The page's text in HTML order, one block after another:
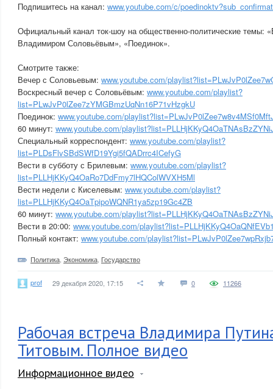
Подпишитесь на канал: www.youtube.com/c/
Официальный канал ток-шоу на общественно-политические темы:
Владимиром Соловьёвым», «Поединок».
Смотрите также:
Вечер с Соловьевым: www.youtube.com/
Воскресный вечер с Соловьёвым: www.youtube.com/playlist?
list=PLwJvP0lZee7zYMGBmzUqNn16P71vHzgkU
Поединок: www.youtube.com/
60 минут: www.youtube.com/
Специальный корреспондент: www.youtube.com/playlist?
list=PLDsFlvSBdSWfD19Ygi5fQADrrc4ICefyG
Вести в субботу с Брилевым: www.youtube.com/playlist?
list=PLLHjKKyQ4OaRo7DdFmy7lHQColWVXH5Ml
Вести недели с Киселевым: www.youtube.com/playlist?
list=PLLHjKKyQ4OaTpipoWQNR1ya5zp19Gc4ZB
60 минут: www.youtube.com/
Вести в 20:00: www.youtube.com/
Полный контакт: www.youtube.com/
Политика Экономика Государство
prof 29 декабря 2020, 17:15 0 11266
Рабочая встреча Владимира
Титовым. Полное видео
Информационное видео